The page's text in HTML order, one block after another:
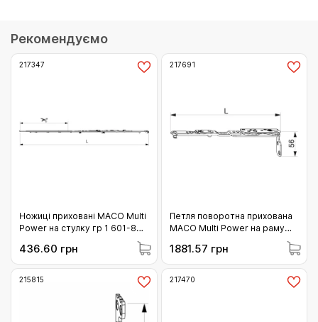
Рекомендуємо
217347
Ножиці приховані MACO Multi
Power на стулку гр 1 601-800
436.60 грн
217691
Петля поворотна прихована
MACO Multi Power на раму
(217691)
1881.57 грн
215815 217470